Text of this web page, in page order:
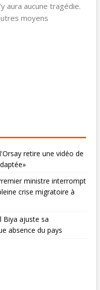
aura aucune tragédie.
moyens
retire une vidéo de
ministre interrompt
crise migratoire à
Biya ajuste sa
absence du pays